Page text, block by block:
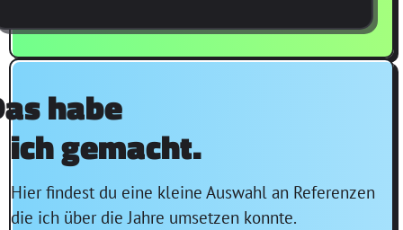
habe
ich gemacht.
Hier findest du eine kleine Auswahl an Referenzen
die ich über die Jahre umsetzen konnte.